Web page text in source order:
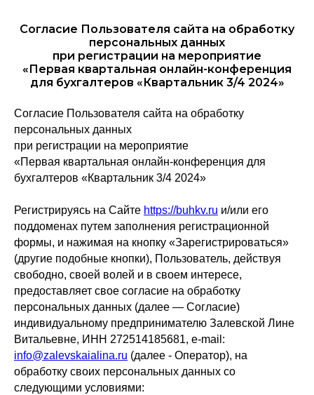
Согласие Пользователя сайта на обработку
персональных данных
при регистрации на мероприятие
«Первая квартальная онлайн-конференция
для бухгалтеров «Квартальник 3/4 2024»
Согласие Пользователя сайта на обработку
персональных данных
при регистрации на мероприятие
«Первая квартальная онлайн-конференция для
бухгалтеров «Квартальник 3/4 2024»
Регистрируясь на Сайте https://buhkv.ru и/или его
поддоменах путем заполнения регистрационной
формы, и нажимая на кнопку «Зарегистрироваться»
(другие подобные кнопки), Пользователь, действуя
свободно, своей волей и в своем интересе,
предоставляет свое согласие на обработку
персональных данных (далее — Согласие)
индивидуальному предпринимателю Залевской Лине
Витальевне, ИНН 272514185681, e-mail:
info@zalevskaialina.ru (далее - Оператор), на
обработку своих персональных данных со
следующими условиями: